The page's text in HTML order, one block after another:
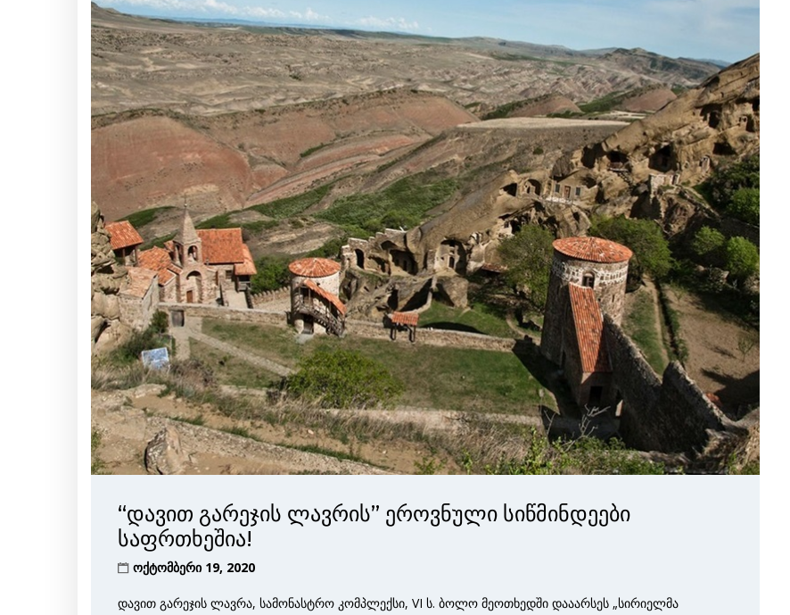
“დავით გარეჯის ლავრის” ეროვნული სიწმინდეები
საფრთხეშია!
ოქტომბერი 19, 2020
დავით გარეჯის ლავრა, სამონასტრო კომპლექსი, VI ს. ბოლო მეოთხედში დააარსეს „სირიელმა